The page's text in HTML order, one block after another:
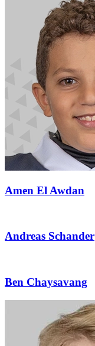
Amen El Awdan
Andreas Schander
Ben Chaysavang